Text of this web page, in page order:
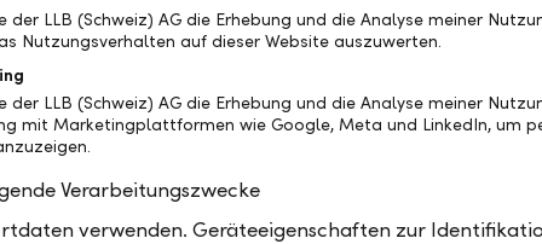
ich einen Dauerauftrag bearbeiten?
ich einen Dauerauftrag löschen?
ist die Funktion "Zahlungen importieren?"
der LLB (Schweiz) AG die Erhebung und die Analyse meiner
Nutzungsverhalten auf dieser Website auszuwerten.
der LLB (Schweiz) AG die Erhebung und die Analyse meiner
mit Marketingplattformen wie Google, Meta und LinkedIn, um
Verarbeitungszwecke
verwenden. Geräteeigenschaften zur